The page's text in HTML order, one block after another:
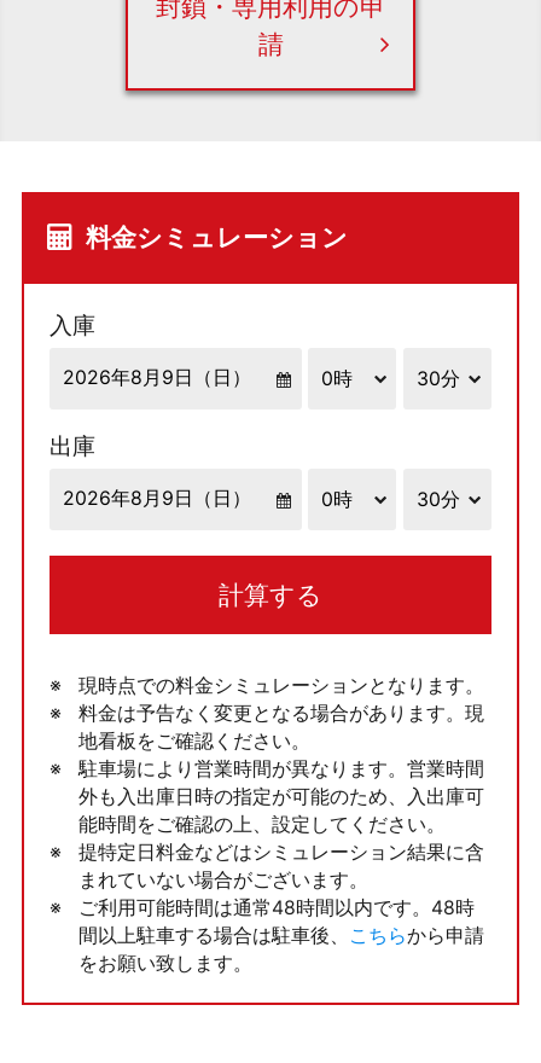
封鎖・専用利用の申
請
料金シミュレーション
入庫
出庫
計算する
現時点での料金シミュレーションとなります。
料金は予告なく変更となる場合があります。現
地看板をご確認ください。
駐車場により営業時間が異なります。営業時間
外も入出庫日時の指定が可能のため、入出庫可
能時間をご確認の上、設定してください。
提特定日料金などはシミュレーション結果に含
まれていない場合がございます。
ご利用可能時間は通常48時間以内です。48時
間以上駐車する場合は駐車後、
こちらから申請
をお願い致します。